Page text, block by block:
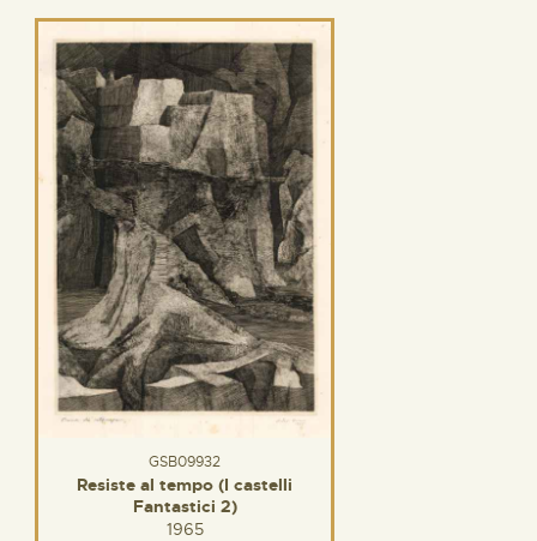
GSB09932
Resiste al tempo (I castelli
Fantastici 2)
1965